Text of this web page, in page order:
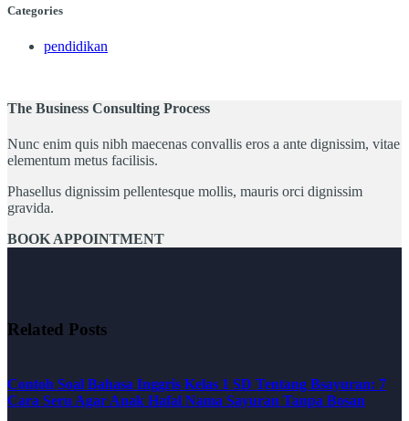
Categories
pendidikan
The Business Consulting Process
Nunc enim quis nibh maecenas convallis eros a ante dignissim, vitae
elementum metus facilisis.
Phasellus dignissim pellentesque mollis, mauris orci dignissim
gravida.
BOOK APPOINTMENT
Related Posts
Contoh Soal Bahasa Inggris Kelas 1 SD Tentang Bsayuran: 7
Cara Seru Agar Anak Hafal Nama Sayuran Tanpa Bosan